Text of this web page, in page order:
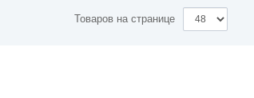
Товаров на странице